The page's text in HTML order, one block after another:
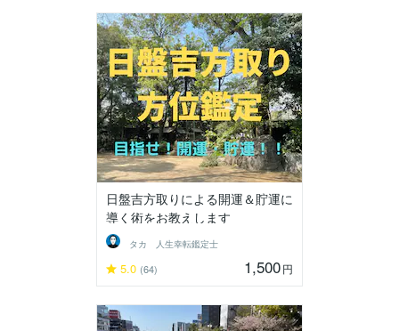
日盤吉方取りによる開運＆貯運に
導く術をお教えします
タカ 人生幸転鑑定士
5.0 (64) 1,500円